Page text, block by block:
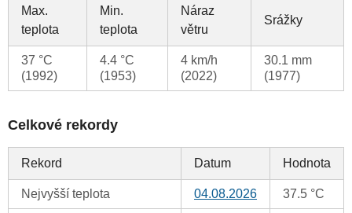
Max.
teplota
Min.
teplota
Náraz
větru
Srážky
37 °C
(1992)
4.4 °C
(1953)
4 km/h
(2022)
30.1 mm
(1977)
Celkové rekordy
Rekord Datum Hodnota
Nejvyšší teplota 04.08.2026 37.5 °C